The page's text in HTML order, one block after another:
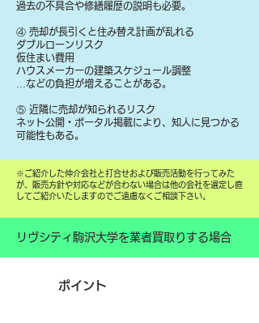
過去の不具合や修繕履歴の説明も必要。
④ 売却が長引くと住み替え計画が乱れる
ダブルローンリスク
仮住まい費用
ハウスメーカーの建築スケジュール調整
…などの負担が増えることがある。
⑤ 近隣に売却が知られるリスク
ネット公開・ポータル掲載により、知人に見つかる
可能性もある。
​※ご紹介した仲介会社と打合せおよび販売活動を行ってみた
が、販売方針や対応などが合わない場合は他の会社を選定し直
してご紹介いたしますのでご遠慮なくご相談下さい。
リヴシティ駒沢大学を業者買取りする場合
ポイント